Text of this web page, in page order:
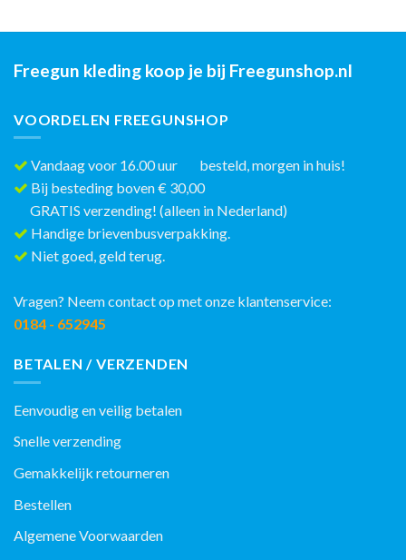
Freegun kleding koop je bij Freegunshop.nl
VOORDELEN FREEGUNSHOP
Vandaag voor 16.00 uur besteld, morgen in huis!
Bij besteding boven € 30,00
GRATIS verzending! (alleen in Nederland)
Handige brievenbusverpakking.
Niet goed, geld terug.
Vragen? Neem contact op met onze klantenservice:
0184 - 652945
BETALEN / VERZENDEN
Eenvoudig en veilig betalen
Snelle verzending
Gemakkelijk retourneren
Bestellen
Algemene Voorwaarden